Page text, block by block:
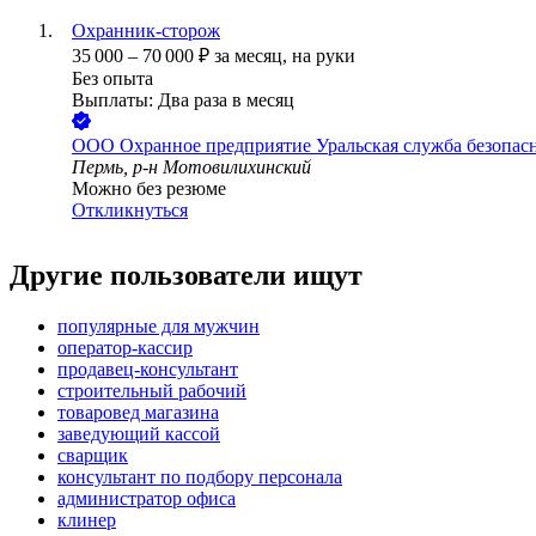
Охранник-сторож
35 000 – 70 000 ₽ за месяц, на руки
Без опыта
Выплаты: Два раза в месяц
ООО Охранное предприятие Уральская служба
Пермь, р-н Мотовилихинский
Можно без резюме
Откликнуться
Другие пользователи ищут
популярные для мужчин
оператор-кассир
продавец-консультант
строительный рабочий
товаровед магазина
заведующий кассой
сварщик
консультант по подбору персонала
администратор офиса
клинер